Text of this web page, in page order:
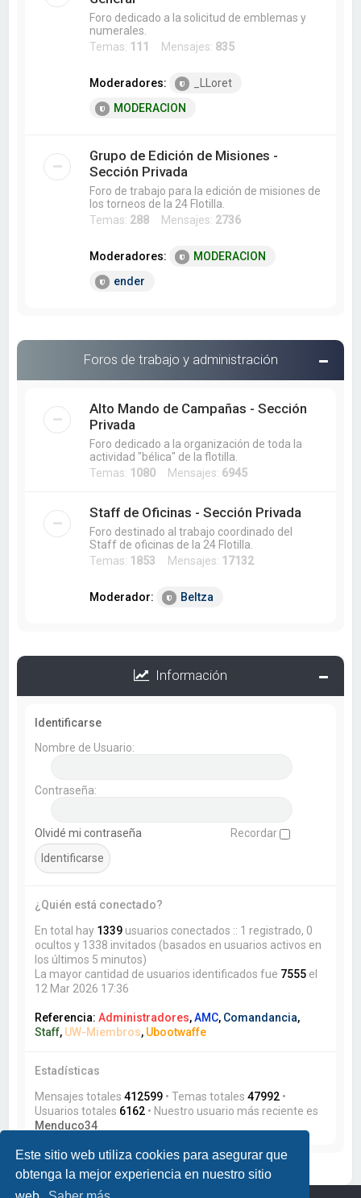
Este sitio web utiliza cookies para asegurar que
obtenga la mejor experiencia en nuestro sitio
Foro dedicado a la solicitud de emblemas y
numerales.
Temas: 111 Mensajes: 835
Moderadores:
_LLoret
MODERACION
Grupo de Edición de Misiones -
Sección Privada
Foro de trabajo para la edición de misiones de
los torneos de la 24 Flotilla.
Temas: 288 Mensajes: 2736
Moderadores:
MODERACION
ender
Foros de trabajo y administración
Alto Mando de Campañas - Sección
Privada
Foro dedicado a la organización de toda la
actividad "bélica" de la flotilla.
Temas: 1080 Mensajes: 6945
Staff de Oficinas - Sección Privada
Foro destinado al trabajo coordinado del
Staff de oficinas de la 24 Flotilla.
Temas: 1853 Mensajes: 17132
Moderador: Beltza
Información
Identificarse
Nombre de Usuario:
Contraseña:
Olvidé mi contraseña Recordar
¿Quién está conectado?
En total hay 1339 usuarios conectados :: 1 registrado, 0
ocultos y 1338 invitados (basados en usuarios activos en
los últimos 5 minutos)
La mayor cantidad de usuarios identificados fue 7555 el
12 Mar 2026 17:36
Referencia:Administradores,AMC, Comandancia,
Staff, UW-Miembros, Ubootwaffe
Estadísticas
Mensajes totales412599 • Temas totales47992 •
Usuarios totales 6162 • Nuestro usuario más reciente es
Menduco34